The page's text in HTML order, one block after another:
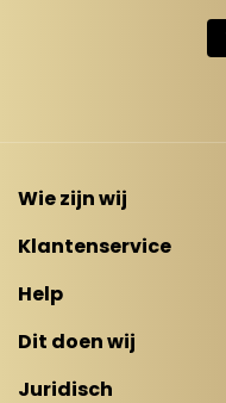
Wie zijn wij
Klantenservice
Help
Dit doen wij
Juridisch